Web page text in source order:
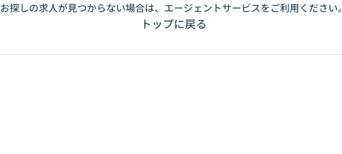
お探しの求人が見つからない場合は、エージェントサービスをご利用ください。
トップに戻る